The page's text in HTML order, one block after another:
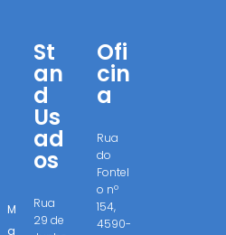
M
a
St
an
d
Us
ad
os
Rua
29 de
Ofi
cin
a
Rua
do
Fontel
o nº
154,
4590-